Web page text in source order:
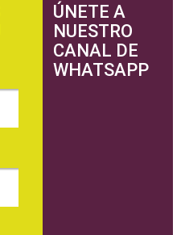
ÚNETE A
NUESTRO
CANAL DE
WHATSAPP